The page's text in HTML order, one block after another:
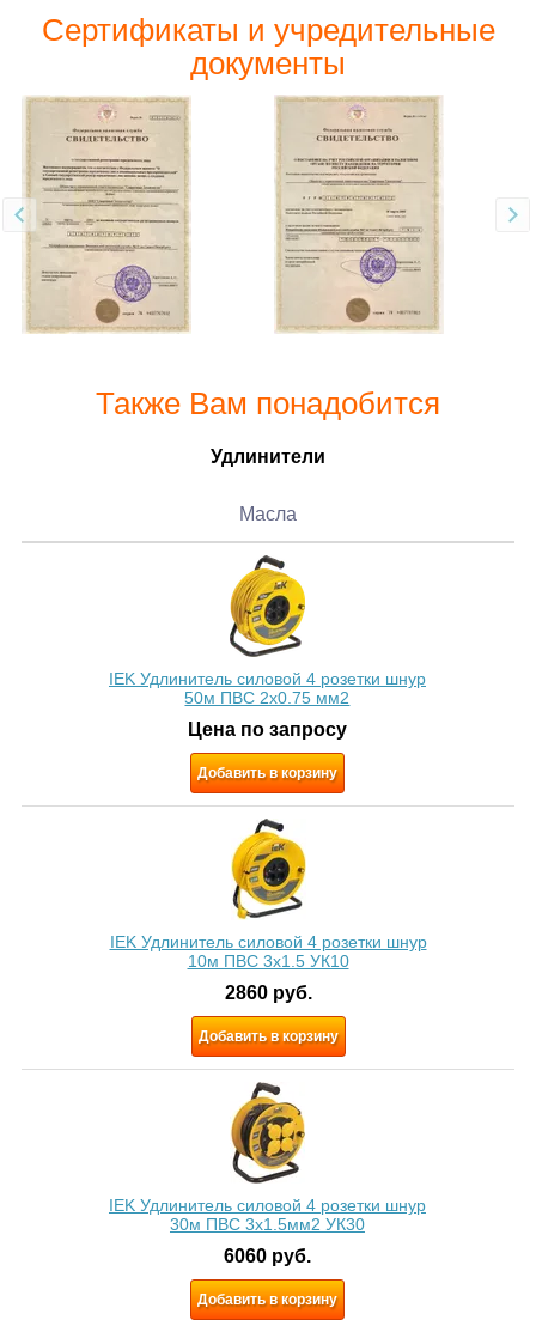
Сертификаты и учредительные
документы
Также Вам понадобится
Удлинители
Масла
IEK Удлинитель силовой 4 розетки шнур
50м ПВС 2х0.75 мм2
Цена по запросу
Добавить в корзину
IEK Удлинитель силовой 4 розетки шнур
10м ПВС 3x1.5 УК10
2860 руб.
Добавить в корзину
IEK Удлинитель силовой 4 розетки шнур
30м ПВС 3х1.5мм2 УК30
6060 руб.
Добавить в корзину